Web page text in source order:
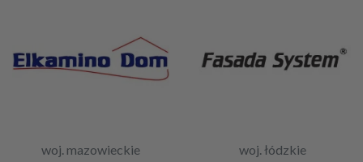
woj. mazowieckie woj. łódzkie